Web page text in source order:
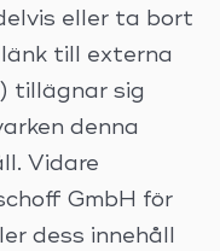
eller ta bort
till externa
tillägnar sig
denna
Vidare
GmbH för
dess innehåll